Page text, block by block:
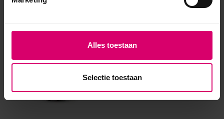
Alles toestaan
Selectie toestaan
Eerder bekeken